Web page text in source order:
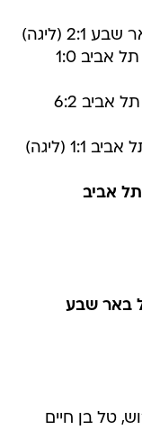
30.08.15: הפועל באר שבע - מכבי תל אביב 1:0
20.05.15: הפועל באר שבע - מכבי תל אביב 6:2
אביב
באר שבע
טל בן חיים